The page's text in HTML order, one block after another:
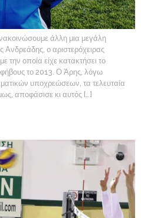
άλλη μια μεγάλη
ο αριστερόχειρας
την οποία είχε κατακτήσει το
το 2013. Ο Άρης, λόγω
υποχρεώσεων, τα τελευταία
αποφάσισε κι αυτός […]